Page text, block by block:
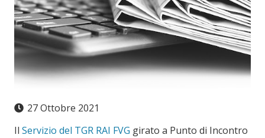
27 Ottobre 2021
Il Servizio del TGR RAI FVG girato a Punto di Incontro